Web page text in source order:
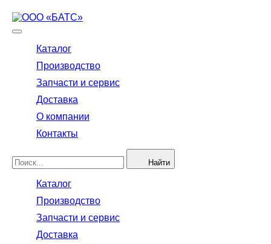
Каталог
Производство
Запчасти и сервис
Доставка
О компании
Контакты
Найти
Каталог
Производство
Запчасти и сервис
Доставка